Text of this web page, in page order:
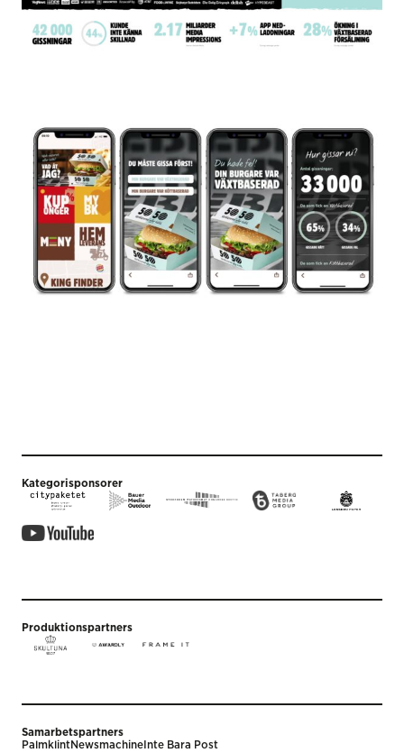
Kategorisponsorer
Produktionspartners
Samarbetspartners
PalmklintNewsmachine Inte Bara Post